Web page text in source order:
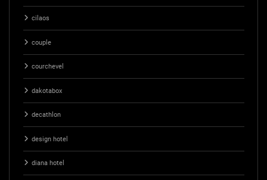
cilaos
couple
courchevel
dakotabox
decathlon
design hotel
diana hotel